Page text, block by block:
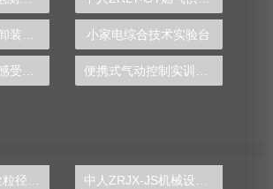
小家电综合技术实验台